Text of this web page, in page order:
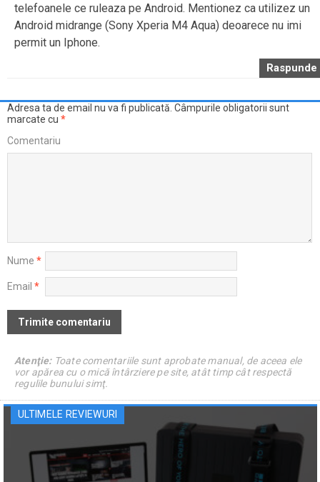
telefoanele ce ruleaza pe Android. Mentionez ca utilizez un
Android midrange (Sony Xperia M4 Aqua) deoarece nu imi
permit un Iphone.
Raspunde
Adresa ta de email nu va fi publicată. Câmpurile obligatorii sunt
marcate cu *
Comentariu
Nume *
Email *
Atenţie:Toate comentariile sunt aprobate manual, de aceea ele
vor apărea cu o mică întârziere pe site, atât timp cât respectă
regulile bunului simţ.
ULTIMELE REVIEWURI